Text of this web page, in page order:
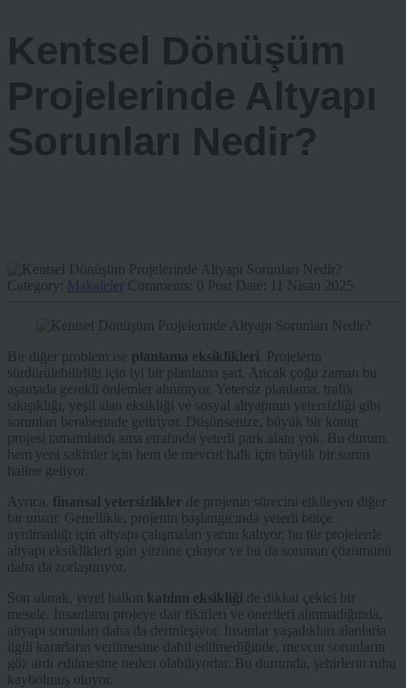
Kentsel Dönüşüm
Projelerinde Altyapı
Sorunları Nedir?
Category: Makaleler Comments: 0 Post Date: 11 Nisan 2025
Bir diğer problem ise planlama eksiklikleri . Projelerin
sürdürülebilirliği için iyi bir planlama şart. Ancak çoğu zaman bu
aşamada gerekli önlemler alınmıyor. Yetersiz planlama, trafik
sıkışıklığı, yeşil alan eksikliği ve sosyal altyapının yetersizliği gibi
sorunları beraberinde getiriyor. Düşünsenize, büyük bir konut
projesi tamamlandı ama etrafında yeterli park alanı yok. Bu durum,
hem yeni sakinler için hem de mevcut halk için büyük bir sorun
haline geliyor.
Ayrıca, finansal yetersizlikler de projenin sürecini etkileyen diğer
bir unsur. Genellikle, projenin başlangıcında yeterli bütçe
ayrılmadığı için altyapı çalışmaları yarım kalıyor. bu tür projelerde
altyapı eksiklikleri gün yüzüne çıkıyor ve bu da sorunun çözümünü
daha da zorlaştırıyor.
Son olarak, yerel halkın katılım eksikliği de dikkat çekici bir
mesele. İnsanların projeye dair fikirleri ve önerileri alınmadığında,
altyapı sorunları daha da derinleşiyor. İnsanlar yaşadıkları alanlarla
ilgili kararların verilmesine dahil edilmediğinde, mevcut sorunların
göz ardı edilmesine neden olabiliyorlar. Bu durumda, şehirlerin ruhu
kaybolmuş oluyor.